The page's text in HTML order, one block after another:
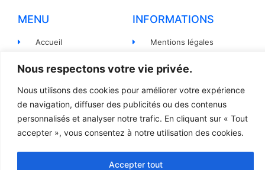
Nous respectons votre vie privée.
Nous utilisons des cookies pour améliorer votre expérience
de navigation, diffuser des publicités ou des contenus
personnalisés et analyser notre trafic. En cliquant sur « Tout
accepter », vous consentez à notre utilisation des cookies.
Accepter tout
MENU
Accueil
Devis
Contact
INFORMATIONS
Mentions légales
confidentialité
Conditions générales de
vente
Règlement et Expédition
© 2023 TOUS DROITS RÉSERVÉS - LCR